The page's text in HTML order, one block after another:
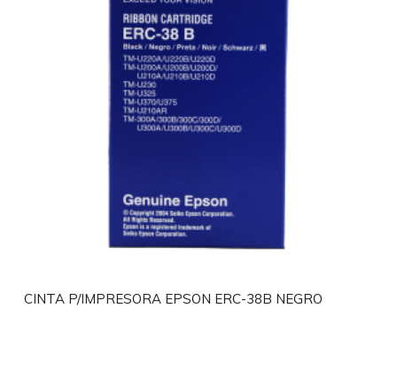
CINTA P/IMPRESORA EPSON ERC-38B NEGRO